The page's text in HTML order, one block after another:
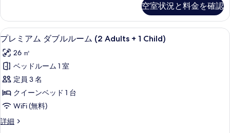
写
真
を
表
示
す
る
表
示
す
る
す
べ
て
の
写
真
を
表
示
ー
ム
(Prestige)
詳
細
空室状況と料金を確認
プ
レ
ミ
ア
ム
ダ
ブ
ル
1 室のベッドルーム、高級寝具、羽
7
プレミアム ダブルルーム (2 Adults + 1 Child)
26 ㎡
ベッドルーム 1 室
定員 3 名
クイーンベッド 1 台
WiFi (無料)
詳細
プ